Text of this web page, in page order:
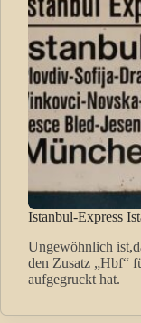
Istanbul-Express
Ungewöhnlich
den Zusatz „Hbf“
aufgegruckt hat.